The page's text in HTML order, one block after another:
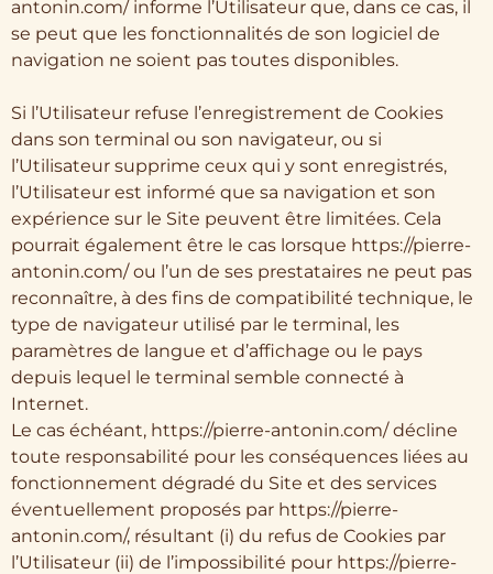
antonin.com/ informe l’Utilisateur que, dans ce cas, il
se peut que les fonctionnalités de son logiciel de
navigation ne soient pas toutes disponibles.
Si l’Utilisateur refuse l’enregistrement de Cookies
dans son terminal ou son navigateur, ou si
l’Utilisateur supprime ceux qui y sont enregistrés,
l’Utilisateur est informé que sa navigation et son
expérience sur le Site peuvent être limitées. Cela
pourrait également être le cas lorsque https://pierre-
antonin.com/ ou l’un de ses prestataires ne peut pas
reconnaître, à des fins de compatibilité technique, le
type de navigateur utilisé par le terminal, les
paramètres de langue et d’affichage ou le pays
depuis lequel le terminal semble connecté à
Internet.
Le cas échéant, https://pierre-antonin.com/ décline
toute responsabilité pour les conséquences liées au
fonctionnement dégradé du Site et des services
éventuellement proposés par https://pierre-
antonin.com/, résultant (i) du refus de Cookies par
l’Utilisateur (ii) de l’impossibilité pour https://pierre-